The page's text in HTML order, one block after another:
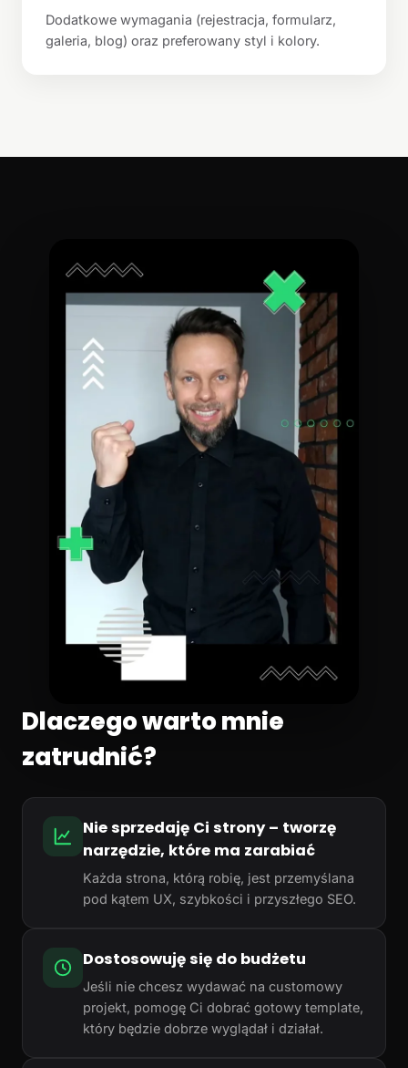
Dodatkowe wymagania (rejestracja, formularz,
galeria, blog) oraz preferowany styl i kolory.
Dlaczego warto mnie
zatrudnić?
Nie sprzedaję Ci strony – tworzę
narzędzie, które ma zarabiać
Każda strona, którą robię, jest przemyślana
pod kątem UX, szybkości i przyszłego SEO.
Dostosowuję się do budżetu
Jeśli nie chcesz wydawać na customowy
projekt, pomogę Ci dobrać gotowy template,
który będzie dobrze wyglądał i działał.